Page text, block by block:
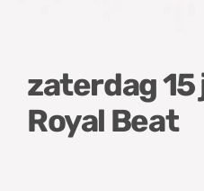
Royal Beat